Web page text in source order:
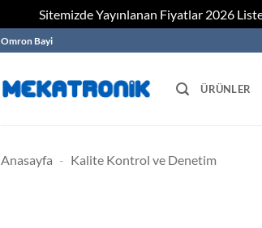
Sitemizde Yayınlanan Fiyatlar 2026
Omron Bayi
ÜRÜNLER
Anasayfa - Kalite Kontrol ve Denetim